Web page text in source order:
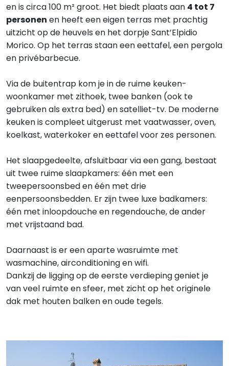
en is circa 100 m² groot. Het biedt plaats aan 4 tot 7
personen en heeft een eigen terras met prachtig
uitzicht op de heuvels en het dorpje Sant’Elpidio
Morico. Op het terras staan een eettafel, een pergola
en privébarbecue.
Via de buitentrap kom je in de ruime keuken-
woonkamer met zithoek, twee banken (ook te
gebruiken als extra bed) en satelliet-tv. De moderne
keuken is compleet uitgerust met vaatwasser, oven,
koelkast, waterkoker en eettafel voor zes personen.
Het slaapgedeelte, afsluitbaar via een gang, bestaat
uit twee ruime slaapkamers: één met een
tweepersoonsbed en één met drie
eenpersoonsbedden. Er zijn twee luxe badkamers:
één met inloopdouche en regendouche, de ander
met vrijstaand bad.
Daarnaast is er een aparte wasruimte met
wasmachine, airconditioning en wifi.
Dankzij de ligging op de eerste verdieping geniet je
van veel ruimte en sfeer, met zicht op het originele
dak met houten balken en oude tegels.